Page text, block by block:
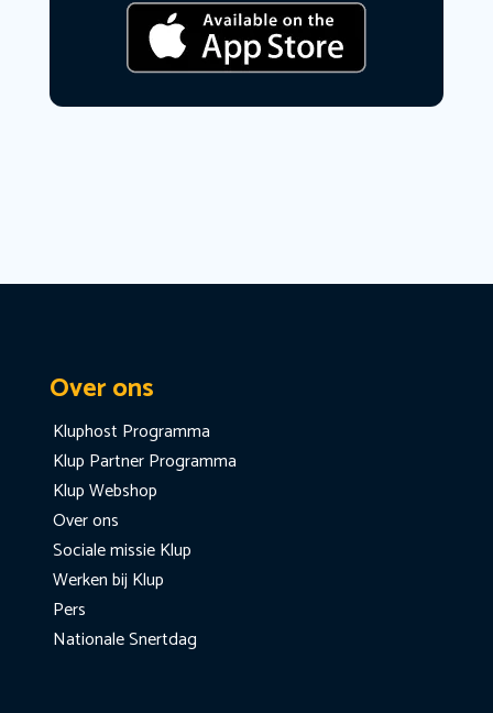
Over ons
Kluphost Programma
Klup Partner Programma
Klup Webshop
Over ons
Sociale missie Klup
Werken bij Klup
Pers
Nationale Snertdag